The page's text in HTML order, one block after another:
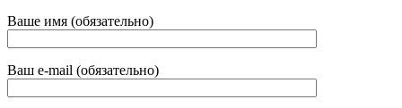
Ваше имя (обязательно)
Ваш e-mail (обязательно)